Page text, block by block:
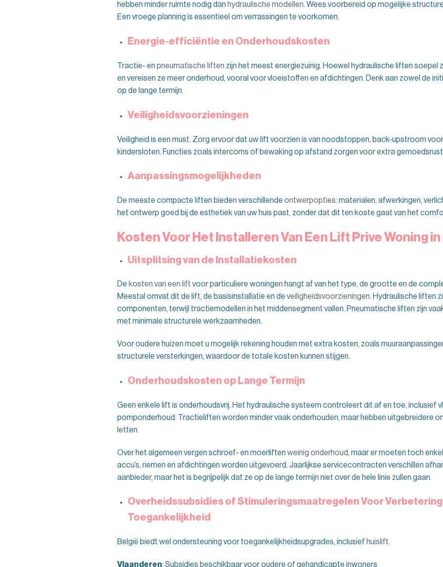
hebben minder ruimte nodig dan hydraulische modellen. Wees voorbereid op mogelijke
Een vroege planning is essentieel om verrassingen te voorkomen.
Energie-efficiëntie en Onderhoudskosten
Tractie- en pneumatische liften zijn het meest energiezuinig. Hoewel hydraulische liften soepel
en vereisen ze meer onderhoud, vooral voor vloeistoffen en afdichtingen. Denk aan zowel de
op de lange termijn.
Veiligheidsvoorzieningen
Veiligheid is een must. Zorg ervoor dat uw lift voorzien is van noodstoppen, back-upstroom
kindersloten. Functies zoals intercoms of bewaking op afstand zorgen voor extra
Aanpassingsmogelijkheden
De meeste compacte liften bieden verschillende ontwerpopties: materialen, afwerkingen,
het ontwerp goed bij de esthetiek van uw huis past, zonder dat dit ten koste gaat van het
Kosten Voor Het Installeren Van Een Lift Prive Woningin
Uitsplitsing van de Installatiekosten
De kosten van een lift voor particuliere woningen hangt af van het type, de grootte en de
Meestal omvat dit de lift, de basisinstallatie en de veiligheidsvoorzieningen. Hydraulische liften
componenten, terwijl tractiemodellen in het middensegment vallen. Pneumatische liften zijn
met minimale structurele werkzaamheden.
Voor oudere huizen moet u mogelijk rekening houden met extra kosten, zoals
structurele versterkingen, waardoor de totale kosten kunnen stijgen.
Onderhoudskosten op Lange Termijn
Geen enkele lift is onderhoudsvrij. Het hydraulische systeem controleert dit af en toe, inclusief
pomponderhoud. Tractieliften worden minder vaak onderhouden, maar hebben uitgebreidere
letten.
Over het algemeen vergen schroef- en moerliften weinig onderhoud, maar er moeten toch
accu’s, riemen en afdichtingen worden uitgevoerd. Jaarlijkse servicecontracten verschillen
aanbieder, maar het is begrijpelijk dat ze op de lange termijn niet over de hele linie zullen gaan.
Overheidssubsidies of Stimuleringsmaatregelen Voor
Toegankelijkheid
België biedt wel ondersteuning voor toegankelijkheidsupgrades, inclusief huislift.
Vlaanderen: Subsidies beschikbaar voor oudere of gehandicapte inwoners